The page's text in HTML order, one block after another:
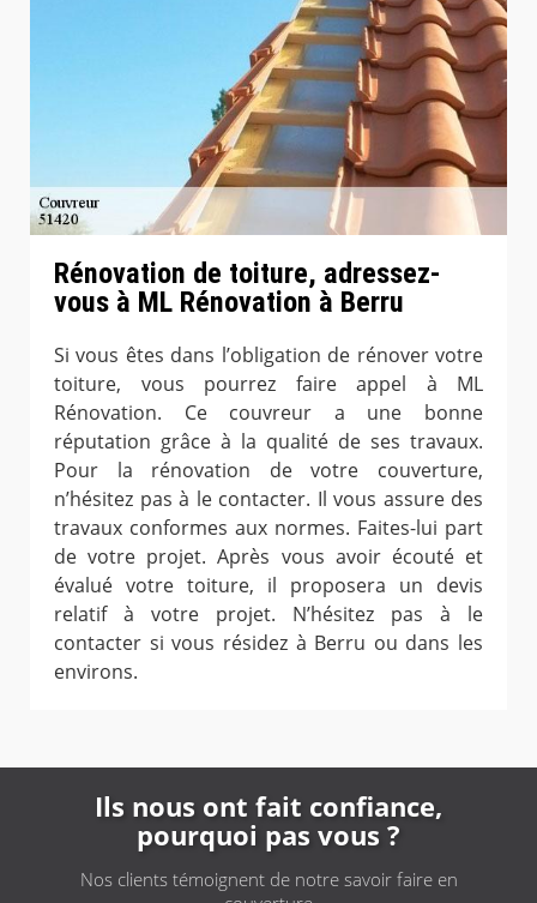
Rénovation de toiture, adressez-
vous à ML Rénovation à Berru
Si vous êtes dans l’obligation de rénover votre
toiture, vous pourrez faire appel à ML
Rénovation. Ce couvreur a une bonne
réputation grâce à la qualité de ses travaux.
Pour la rénovation de votre couverture,
n’hésitez pas à le contacter. Il vous assure des
travaux conformes aux normes. Faites-lui part
de votre projet. Après vous avoir écouté et
évalué votre toiture, il proposera un devis
relatif à votre projet. N’hésitez pas à le
contacter si vous résidez à Berru ou dans les
environs.
Ils nous ont fait confiance,
pourquoi pas vous ?
Nos clients témoignent de notre savoir faire en